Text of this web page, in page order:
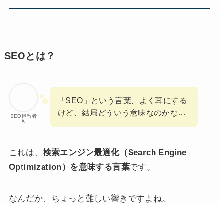
SEOとは？
SEO担当者
A
「SEO」という言葉、よく耳にする
けど、結局どういう意味なのかな…
これは、 検索エンジン最適化（Search Engine
Optimization）を意味する言葉です。
なんだか、ちょっと難しい響きですよね。